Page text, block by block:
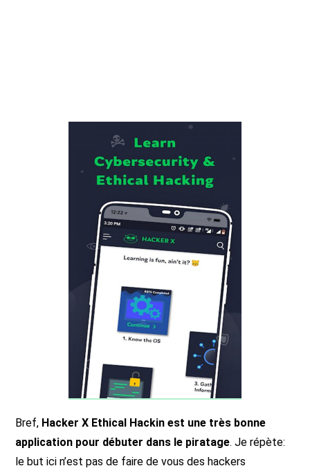
Bref, Hacker X Ethical Hackin est une très bonne
application pour débuter dans le piratage. Je répète:
le but ici n’est pas de faire de vous des hackers